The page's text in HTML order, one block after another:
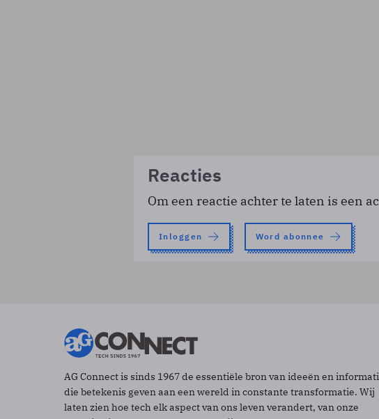
Reacties
Om een reactie achter te laten is een
Inloggen Word abonnee
AG Connect is sinds 1967 de essentiële bron van ideeën en
die betekenis geven aan een wereld in constante transformatie. Wij
laten zien hoe tech elk aspect van ons leven verandert, van onze